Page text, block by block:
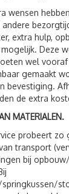
wensen
extra hulp,
Deze
wel vooraf
gemaakt
bevestiging.
de extra
MATERIALEN.
probeert zo
transport
bij